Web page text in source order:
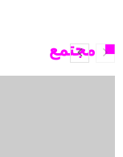
مجتمع